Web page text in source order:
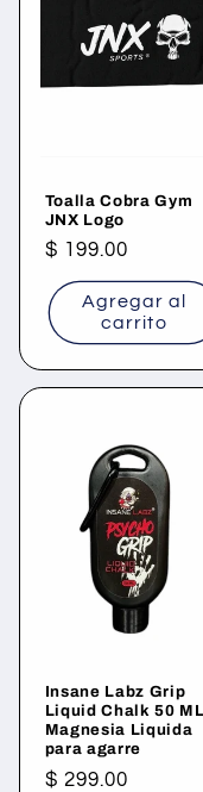
Toalla Cobra Gym
JNX Logo
Precio
habitual
$ 199.00
Agregar al
carrito
Insane Labz Grip
Liquid Chalk 50 ML
Magnesia Liquida
para agarre
Precio
$ 299.00